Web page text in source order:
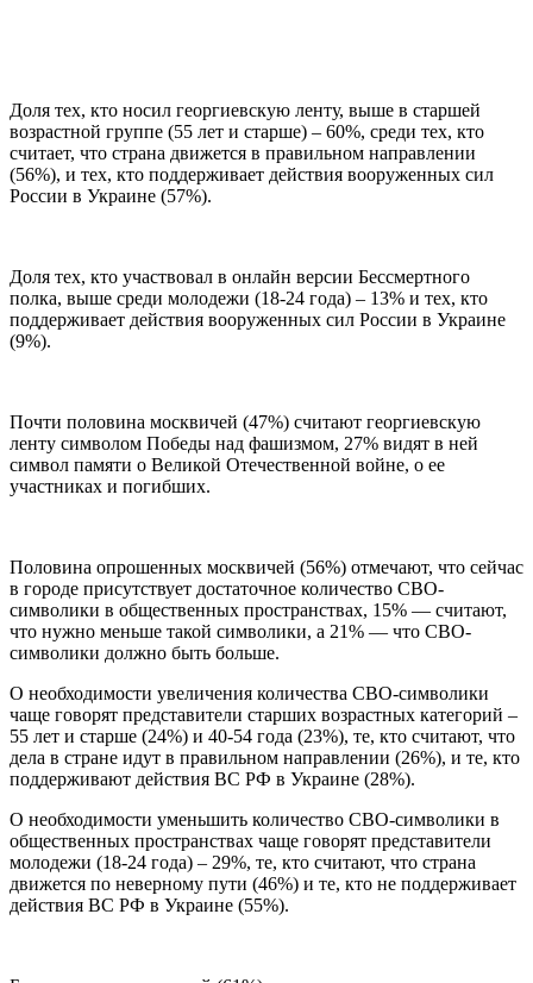
Доля тех, кто носил георгиевскую ленту, выше в старшей
возрастной группе (55 лет и старше) – 60%, среди тех, кто
считает, что страна движется в правильном направлении
(56%), и тех, кто поддерживает действия вооруженных сил
России в Украине (57%).
Доля тех, кто участвовал в онлайн версии Бессмертного
полка, выше среди молодежи (18-24 года) – 13% и тех, кто
поддерживает действия вооруженных сил России в Украине
(9%).
Почти половина москвичей (47%) считают георгиевскую
ленту символом Победы над фашизмом, 27% видят в ней
символ памяти о Великой Отечественной войне, о ее
участниках и погибших.
Половина опрошенных москвичей (56%) отмечают, что сейчас
в городе присутствует достаточное количество СВО-
символики в общественных пространствах, 15% — считают,
что нужно меньше такой символики, а 21% — что СВО-
символики должно быть больше.
О необходимости увеличения количества СВО-символики
чаще говорят представители старших возрастных категорий –
55 лет и старше (24%) и 40-54 года (23%), те, кто считают, что
дела в стране идут в правильном направлении (26%), и те, кто
поддерживают действия ВС РФ в Украине (28%).
О необходимости уменьшить количество СВО-символики в
общественных пространствах чаще говорят представители
молодежи (18-24 года) – 29%, те, кто считают, что страна
движется по неверному пути (46%) и те, кто не поддерживает
действия ВС РФ в Украине (55%).